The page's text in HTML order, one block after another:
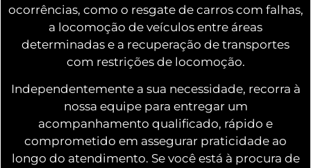
ocorrências, como o resgate de carros com falhas,
a locomoção de veículos entre áreas
determinadas e a recuperação de transportes
com restrições de locomoção.
Independentemente a sua necessidade, recorra à
nossa equipe para entregar um
acompanhamento qualificado, rápido e
comprometido em assegurar praticidade ao
longo do atendimento. Se você está à procura de